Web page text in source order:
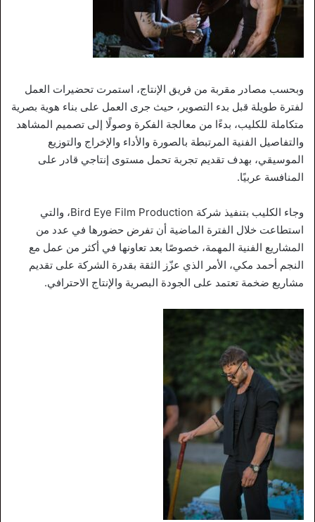
وبحسب مصادر مقربة من فريق الإنتاج، استمرت تحضيرات العمل
لفترة طويلة قبل بدء التصوير، حيث جرى العمل على بناء هوية بصرية
متكاملة للكليب، بدءًا من معالجة الفكرة وصولًا إلى تصميم المشاهد
والتفاصيل الفنية المرتبطة بالصورة والأداء والإخراج والتوزيع
الموسيقي، بهدف تقديم تجربة تحمل مستوى إنتاجي قادر على
المنافسة عربيًا.
وجاء الكليب بتنفيذ شركة Bird Eye Film Production، والتي
استطاعت خلال الفترة الماضية أن تفرض حضورها في عدد من
المشاريع الفنية المهمة، خصوصًا بعد تعاونها في أكثر من عمل مع
النجم أحمد مكي، الأمر الذي عزّز الثقة بقدرة الشركة على تقديم
مشاريع ضخمة تعتمد على الجودة البصرية والإنتاج الاحترافي.